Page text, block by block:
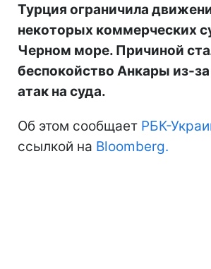
Турция ограничила
некоторых коммерческих
Черном море. Причиной
беспокойство Анкары из-
атак на суда.
Об этом сообщает РБК-
ссылкой на Bloomberg.